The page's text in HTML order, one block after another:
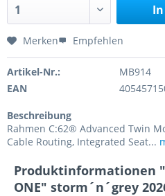
Merken Empfehlen
Artikel-Nr.:
MB914
EAN
Beschreibung
Rahmen C:62® Advanced Twin
Cable Routing, Integrated Seat...
Produktinformationen
ONE" storm´n´grey